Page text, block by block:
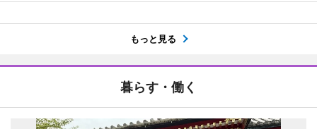
もっと見る
暮らす・働く